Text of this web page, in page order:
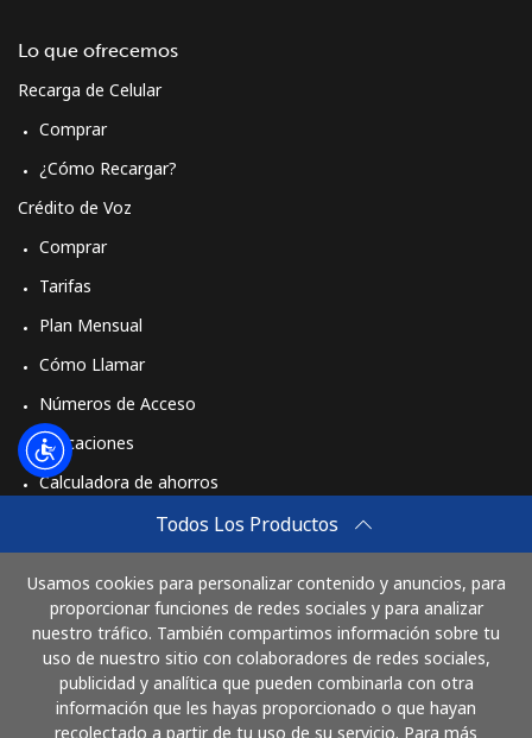
Todos Los Productos
Usamos cookies para personalizar contenido y anuncios, para
proporcionar funciones de redes sociales y para analizar
nuestro tráfico. También compartimos información sobre tu
uso de nuestro sitio con colaboradores de redes sociales,
publicidad y analítica que pueden combinarla con otra
información que les hayas proporcionado o que hayan
recolectado a partir de tu uso de su servicio. Para más
Lo que ofrecemos
Recarga de Celular
Comprar
¿Cómo Recargar?
Crédito de Voz
Comprar
Tarifas
Plan Mensual
Cómo Llamar
Números de Acceso
Aplicaciones
Calculadora de ahorros
Comprar
Cómo funciona
Paga con